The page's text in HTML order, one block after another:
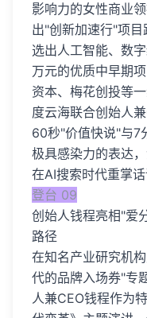
影响力的女性商业
出"创新加速行"项
选出人工智能、数
万元的优质中早期
资本、梅花创投等
度云海联合创始人
60秒"价值快说"与7
极具感染力的表达
在AI搜索时代重掌话
登台 09
创始人钱程亮相"爱
路径
在知名产业研究机
代的品牌入场券"专
人兼CEO钱程作为